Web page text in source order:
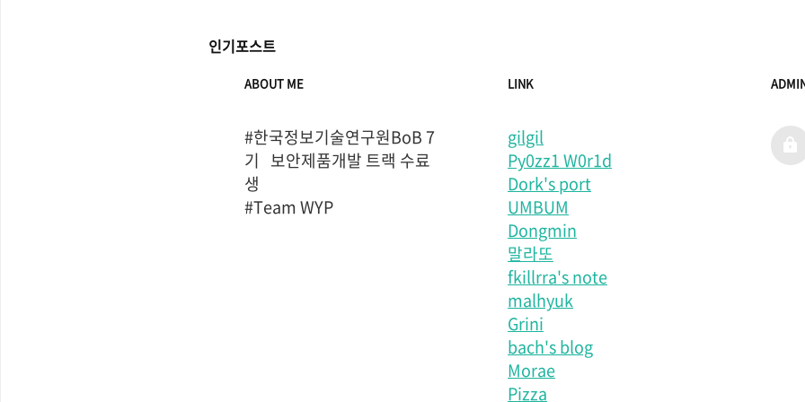
인기포스트
ABOUT ME
#한국정보기술연구원BoB 7
기   보안제품개발 트랙 수료
생
#Team WYP
LINK
gilgil
Py0zz1 W0r1d
Dork's port
UMBUM
Dongmin
말라또
fkillrra's note
malhyuk
Grini
bach's blog
Morae
Pizza